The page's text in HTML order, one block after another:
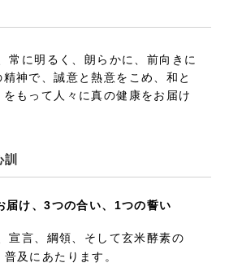
常に明るく、朗らかに、前向きに
神で、誠意と熱意をこめ、和と
もって人々に真の健康をお届け
届け、3つの合い、1つの誓い
宣言、綱領、そして玄米酵素の
及にあたります。